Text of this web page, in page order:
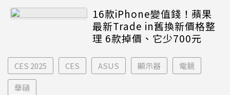
16款iPhone變值錢！蘋果
最新Trade in舊換新價格整
理 6款掉價、它少700元
CES 2025 CES ASUS 顯示器 電競
華碩